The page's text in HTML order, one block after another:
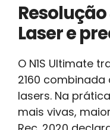
Laser e
O N1S Ultimate
2160
lasers. Na
mais vivas,